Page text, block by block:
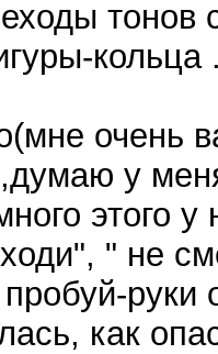
тонов
кольца
очень
у
этого
" не
руки
как